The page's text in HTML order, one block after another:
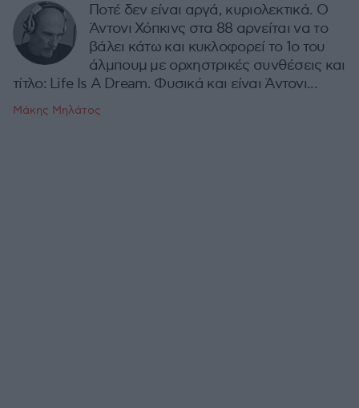
Ποτέ δεν είναι αργά, κυριολεκτικά. Ο
Άντονι Χόπκινς στα 88 αρνείται να το
βάλει κάτω και κυκλοφορεί το 1ο του
άλμπουμ με ορχηστρικές συνθέσεις και
τίτλο: Life Is A Dream. Φυσικά και είναι Άντονι...
Μάκης Μηλάτος